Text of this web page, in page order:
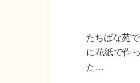
たちばな苑
に花紙で作
た…